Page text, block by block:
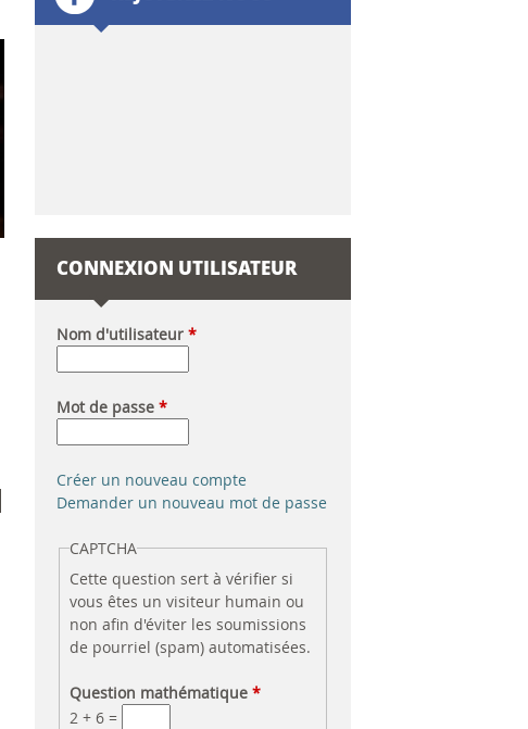
l
d
e
r
e
c
h
e
r
c
h
e
CONNEXION UTILISATEUR
Nom d'utilisateur*
Mot de passe*
Créer un nouveau compte
Demander un nouveau mot de passe
CAPTCHA
Cette question sert à vérifier si
vous êtes un visiteur humain ou
non afin d'éviter les soumissions
de pourriel (spam) automatisées.
Question mathématique*
2 + 6 =